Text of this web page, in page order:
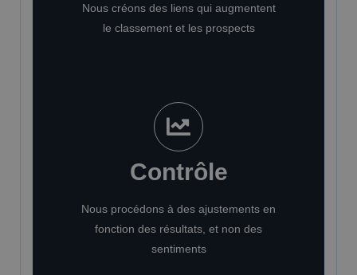
Nous créons des liens qui augmentent
le classement et les prospects
Contrôle
Nous procédons à des ajustements en
fonction des résultats, et non des
sentiments